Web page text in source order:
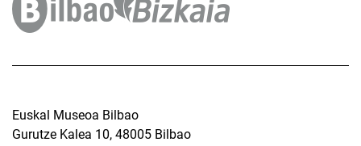
Euskal Museoa Bilbao
Gurutze Kalea 10, 48005 Bilbao